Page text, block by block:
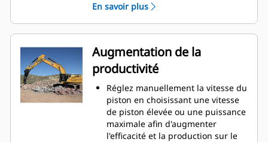
machine et d'augmenter la
suppression du bruit.
La fonction d'insonorisation
équipée de série vous permet
d'utiliser un marteau
performances sur des chantiers
situés dans des zones sensibles au
bruit, comme les quartiers ou les
hôpitaux où le bruit est
réglementé.
En savoir plus
Augmentation de la
productivité
Réglez manuellement la vitesse du
piston en choisissant une vitesse
de piston élevée ou une puissance
maximale afin d'augmenter
l'efficacité et la production sur le